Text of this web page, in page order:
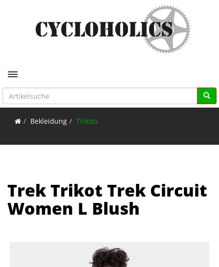
Toggle navigation
Bekleidung Trikots
Trek Trikot Trek Circuit
Women L Blush